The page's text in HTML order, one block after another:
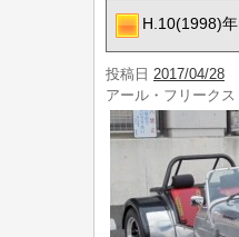
H.10(1998)
投稿日 2017/04/28
アール・フリークス